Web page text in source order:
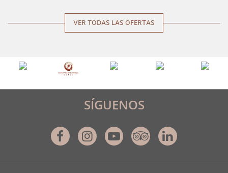
VER TODAS LAS OFERTAS
SÍGUENOS
FacebookInstagram
YoutubeTripadvisor
Linkedin